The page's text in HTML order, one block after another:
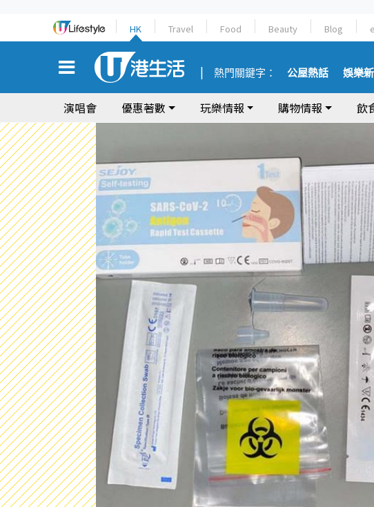
HK Travel Food Beauty Blog
熱門關鍵字： 公屋熱話 娛樂
演唱會 優惠著數 玩樂情報 購物情報 飲